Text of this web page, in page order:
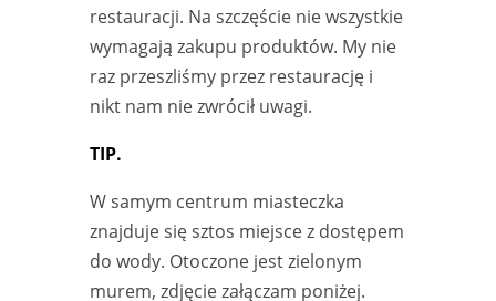
restauracji. Na szczęście nie wszystkie
wymagają zakupu produktów. My nie
raz przeszliśmy przez restaurację i
nikt nam nie zwrócił uwagi.
TIP.
W samym centrum miasteczka
znajduje się sztos miejsce z dostępem
do wody. Otoczone jest zielonym
murem, zdjęcie załączam poniżej.